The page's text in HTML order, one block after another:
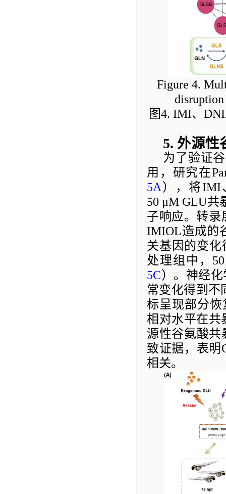
Figure 4.
图4. IMI、
5. 外源性
为了验证
用，研究在
5A ） ，将IMI
50 μM GLU共
子响应。 转录
IMIOL造成的
关基因的变化
处理组中，
5C） 。 神经
常变化得到不
标呈现部分恢
相对水平在共
源性谷氨酸共
致证据，表明
相关。